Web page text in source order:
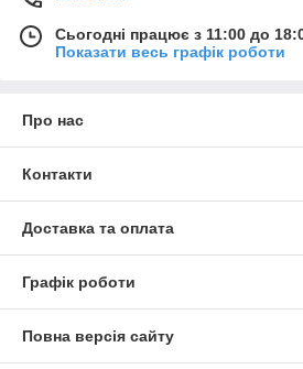
Сьогодні працює з 11:00 до
Показати весь графік роботи
Про нас
Контакти
Доставка та оплата
Графік роботи
Повна версія сайту